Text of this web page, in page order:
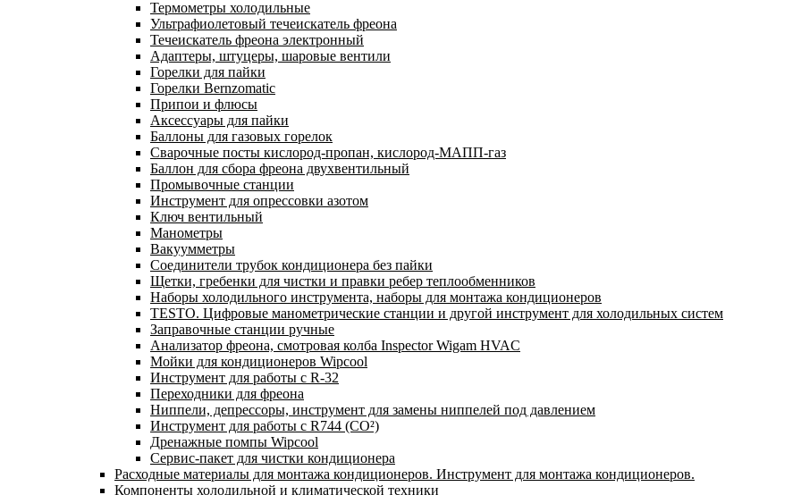
Термометры холодильные
Ультрафиолетовый течеискатель фреона
Течеискатель фреона электронный
Адаптеры, штуцеры, шаровые вентили
Горелки для пайки
Горелки Bernzomatic
Припои и флюсы
Аксессуары для пайки
Баллоны для газовых горелок
Сварочные посты кислород-пропан, кислород-МАПП-газ
Баллон для сбора фреона двухвентильный
Промывочные станции
Инструмент для опрессовки азотом
Ключ вентильный
Манометры
Вакуумметры
Соединители трубок кондиционера без пайки
Щетки, гребенки для чистки и правки ребер теплообменников
Наборы холодильного инструмента, наборы для монтажа кондиционеров
TESTO. Цифровые манометрические станции и другой инструмент для холодильных систем
Заправочные станции ручные
Анализатор фреона, смотровая колба Inspector Wigam HVAC
Мойки для кондиционеров Wipcool
Инструмент для работы с R-32
Переходники для фреона
Ниппели, депрессоры, инструмент для замены ниппелей под давлением
Инструмент для работы с R744 (CO²)
Дренажные помпы Wipcool
Сервис-пакет для чистки кондиционера
Расходные материалы для монтажа кондиционеров. Инструмент для монтажа кондиционеров.
Компоненты холодильной и климатической техники